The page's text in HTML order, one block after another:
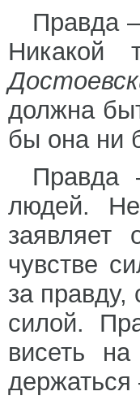
Правда
Никакой
должна
бы она ни
Правда
людей.
чувстве
за правду,
силой.
висеть